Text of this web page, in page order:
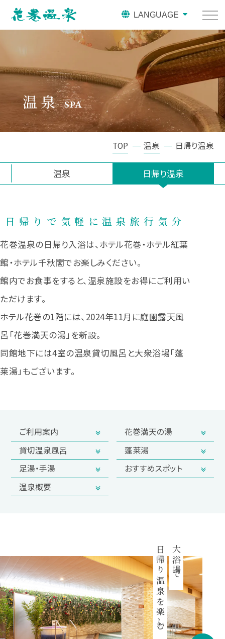
LANGUAGE
温泉 SPA
TOP 温泉 日帰り温泉
温泉 日帰り温泉
日帰りで気軽に温泉旅行気分
花巻温泉の日帰り入浴は、ホテル花巻・ホテル紅葉
館・ホテル千秋閣でお楽しみください。
館内でお食事をすると、温泉施設をお得にご利用い
ただけます。
ホテル花巻の1階には、2024年11月に庭園露天風
呂「花巻満天の湯」を新設。
同館地下には4室の温泉貸切風呂と大衆浴場「蓬
莱湯」もございます。
ご利用案内
花巻満天の湯
貸切温泉風呂
蓬莱湯
足湯・手湯
おすすめスポット
温泉概要
大浴場で
日帰り温泉を楽しむ